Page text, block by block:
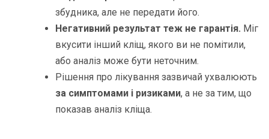
збудника, але не передати його.
Негативний результат теж не гарантія. Міг
вкусити інший кліщ, якого ви не помітили,
або аналіз може бути неточним.
Рішення про лікування зазвичай ухвалюють
за симптомами і ризиками, а не за тим, що
показав аналіз кліща.